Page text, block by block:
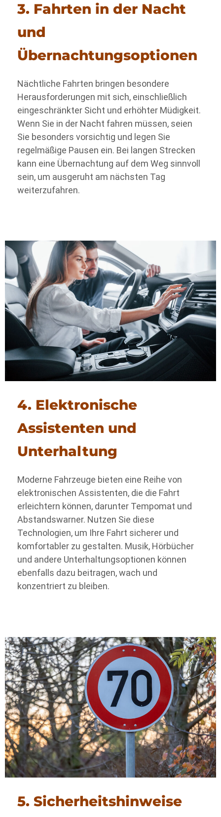
3. Fahrten in der Nacht
und
Übernachtungsoptionen
Nächtliche Fahrten bringen besondere
Herausforderungen mit sich, einschließlich
eingeschränkter Sicht und erhöhter Müdigkeit.
Wenn Sie in der Nacht fahren müssen, seien
Sie besonders vorsichtig und legen Sie
regelmäßige Pausen ein. Bei langen Strecken
kann eine Übernachtung auf dem Weg sinnvoll
sein, um ausgeruht am nächsten Tag
weiterzufahren.
4. Elektronische
Assistenten und
Unterhaltung
Moderne Fahrzeuge bieten eine Reihe von
elektronischen Assistenten, die die Fahrt
erleichtern können, darunter Tempomat und
Abstandswarner. Nutzen Sie diese
Technologien, um Ihre Fahrt sicherer und
komfortabler zu gestalten. Musik, Hörbücher
und andere Unterhaltungsoptionen können
ebenfalls dazu beitragen, wach und
konzentriert zu bleiben.
5. Sicherheitshinweise